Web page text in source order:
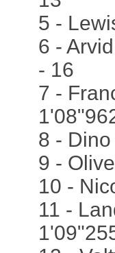
5 -
6 -
- 16
7 -
8 -
9 -
10 -
11 -